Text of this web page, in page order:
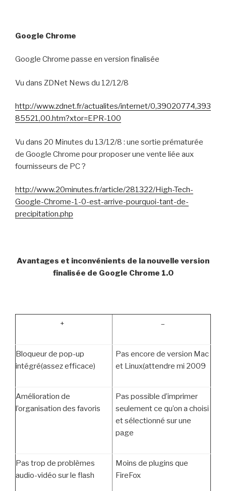
Google Chrome
Google Chrome passe en version finalisée
Vu dans ZDNet News du 12/12/8
http://www.zdnet.fr/actualites/internet/0,39020774,393
85521,00.htm?xtor=EPR-100
Vu dans 20 Minutes du 13/12/8 : une sortie prématurée
de Google Chrome pour proposer une vente liée aux
fournisseurs de PC ?
http://www.20minutes.fr/article/281322/High-Tech-
Google-Chrome-1-0-est-arrive-pourquoi-tant-de-
precipitation.php
Avantages et inconvénients de la nouvelle version
finalisée de Google Chrome 1.0
+ –
Bloqueur de pop-up
intégré(assez efficace)
Pas encore de version Mac
et Linux(attendre mi 2009
Amélioration de
l’organisation des favoris
Pas possible d’imprimer
seulement ce qu’on a choisi
et sélectionné sur une
page
Pas trop de problèmes
audio-vidéo sur le flash
Moins de plugins que
FireFox